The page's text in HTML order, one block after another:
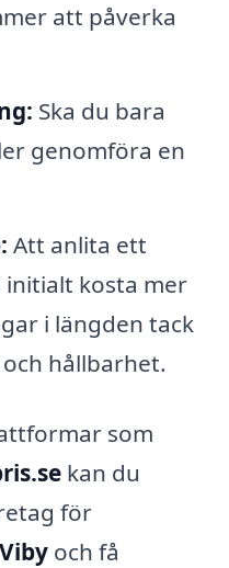
att påverka
Ska du bara
genomföra en
Att anlita ett
kosta mer
i längden tack
hållbarhet.
som
kan du
för
och få